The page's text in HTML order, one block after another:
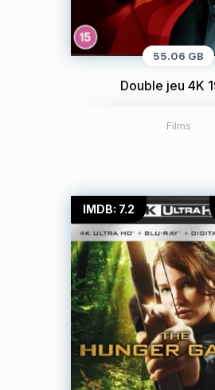
55.06 GB
Double jeu 4K
Films
IMDB: 7.2